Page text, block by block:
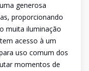
generosa
proporcionando
muita iluminação
acesso à um
uso comum dos
momentos de